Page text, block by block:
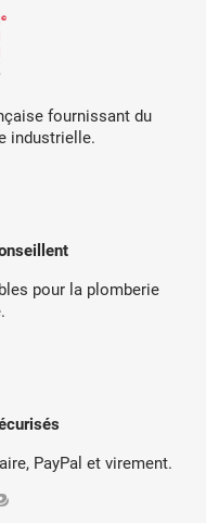
fournissant du
industrielle.
pour la plomberie
PayPal et virement.